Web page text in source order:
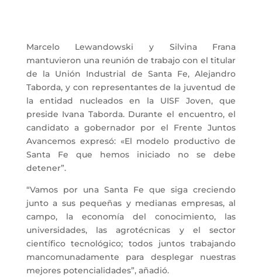
Marcelo Lewandowski y Silvina Frana
mantuvieron una reunión de trabajo con el titular
de la Unión Industrial de Santa Fe, Alejandro
Taborda, y con representantes de la juventud de
la entidad nucleados en la UISF Joven, que
preside Ivana Taborda. Durante el encuentro, el
candidato a gobernador por el Frente Juntos
Avancemos expresó: «El modelo productivo de
Santa Fe que hemos iniciado no se debe
detener”.
“Vamos por una Santa Fe que siga creciendo
junto a sus pequeñas y medianas empresas, al
campo, la economía del conocimiento, las
universidades, las agrotécnicas y el sector
científico tecnológico; todos juntos trabajando
mancomunadamente para desplegar nuestras
mejores potencialidades”, añadió.